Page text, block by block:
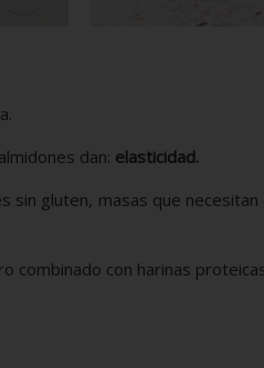
dan: elasticidad.
sin gluten, masas que
combinado con harinas